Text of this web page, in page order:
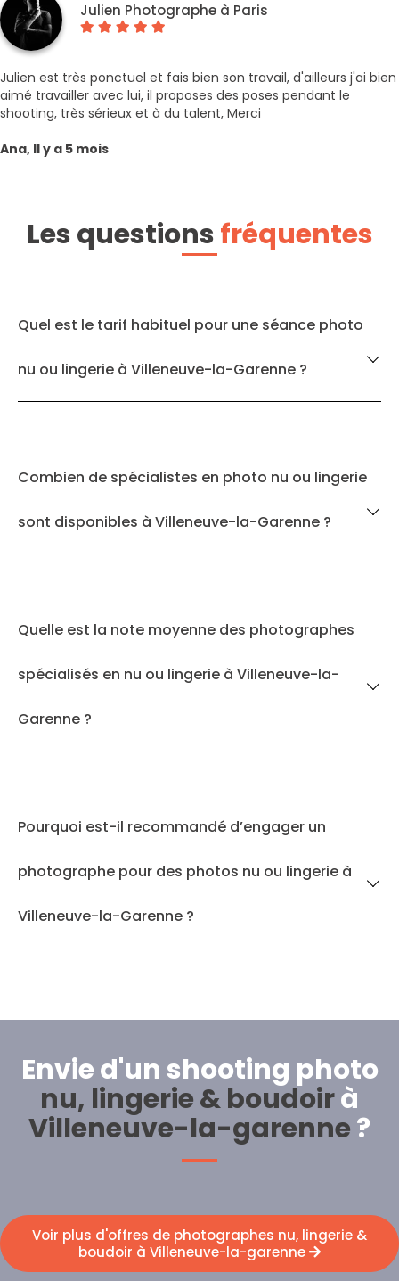
Julien Photographe à Paris
Julien est très ponctuel et fais bien son travail, d'ailleurs j'ai bien
aimé travailler avec lui, il proposes des poses pendant le
shooting, très sérieux et à du talent, Merci
Ana, Il y a 5 mois
Les questionsfréquentes
Quel est le tarif habituel pour une séance photo
nu ou lingerie à Villeneuve-la-Garenne ?
Combien de spécialistes en photo nu ou lingerie
sont disponibles à Villeneuve-la-Garenne ?
Quelle est la note moyenne des photographes
spécialisés en nu ou lingerie à Villeneuve-la-
Garenne ?
Pourquoi est-il recommandé d’engager un
photographe pour des photos nu ou lingerie à
Villeneuve-la-Garenne ?
Envie d'un shooting photo
nu, lingerie & boudoirà
Villeneuve-la-garenne?
Voir plus d'offres de photographes nu, lingerie &
boudoir à Villeneuve-la-garenne